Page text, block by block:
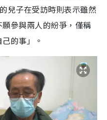
兒子在受訪時則表示雖然
參與兩人的紛爭，僅稱
的事」。